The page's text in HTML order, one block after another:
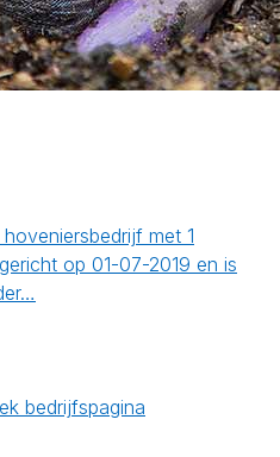
met 1
op 01-07-2019 en is
bedrijfspagina